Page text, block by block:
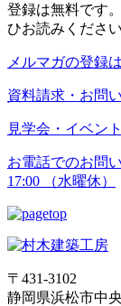
登録は無料です
ひお読みください
メルマガの登録
資料請求・お問
見学会・イベン
お電話でのお問
17:00 （水曜休）
〒431-3102
静岡県浜松市中